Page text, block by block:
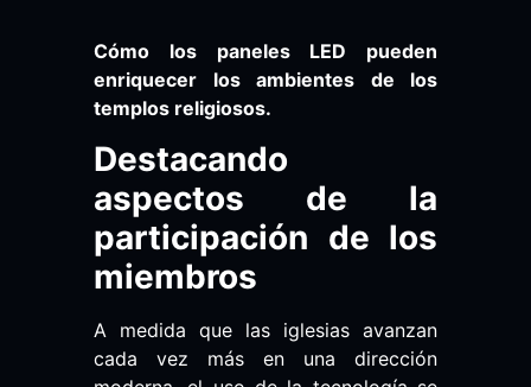
Cómo los paneles LED pueden
enriquecer los ambientes de los
templos religiosos.
Destacando
aspectos de la
participación de los
miembros
A medida que las iglesias avanzan
cada vez más en una dirección